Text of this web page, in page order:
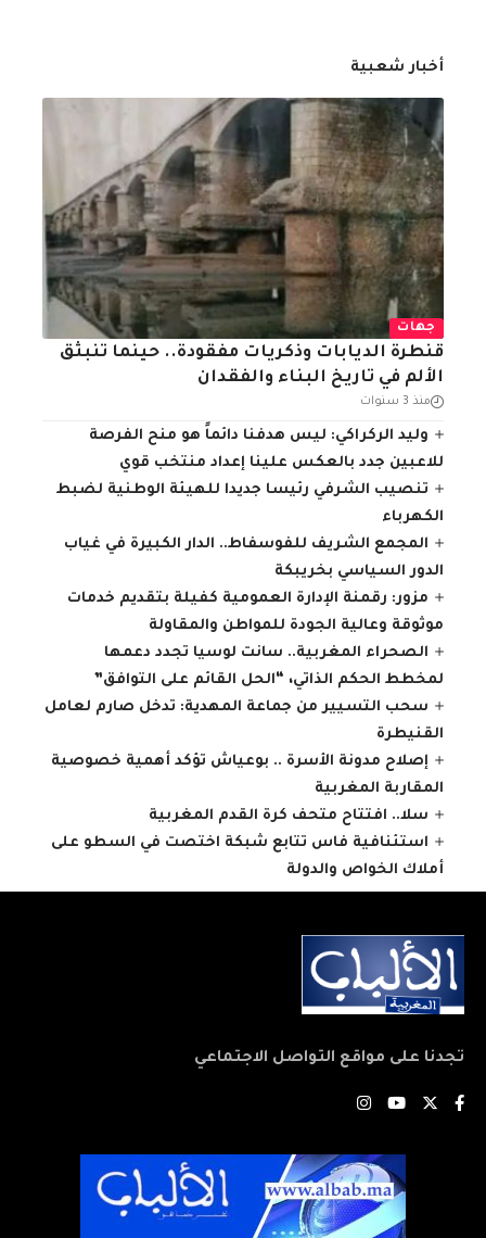
أخبار شعبية
جهات
قنطرة الديابات وذكريات مفقودة.. حينما تنبثق
الألم في تاريخ البناء والفقدان
منذ 3 سنوات
وليد الركراكي: ليس هدفنا دائماً هو منح الفرصة
للاعبين جدد بالعكس علينا إعداد منتخب قوي
تنصيب الشرفي رئيسا جديدا للهيئة الوطنية لضبط
الكهرباء
المجمع الشريف للفوسفاط.. الدار الكبيرة في غياب
الدور السياسي بخريبكة
مزور: رقمنة الإدارة العمومية كفيلة بتقديم خدمات
موثوقة وعالية الجودة للمواطن والمقاولة
الصحراء المغربية.. سانت لوسيا تجدد دعمها
لمخطط الحكم الذاتي، “الحل القائم على التوافق”
سحب التسيير من جماعة المهدية: تدخل صارم لعامل
القنيطرة
إصلاح مدونة الأسرة .. بوعياش تؤكد أهمية خصوصية
المقاربة المغربية
سلا.. افتتاح متحف كرة القدم المغربية
استئنافية فاس تتابع شبكة اختصت في السطو على
أملاك الخواص والدولة
تجدنا على مواقع التواصل الاجتماعي